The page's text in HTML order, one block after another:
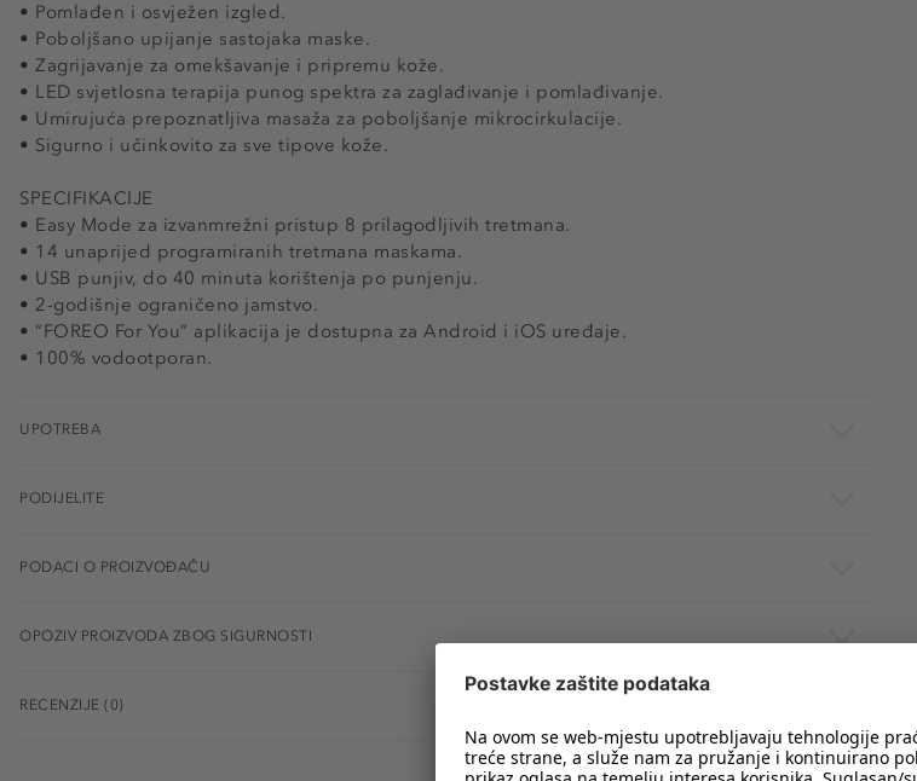
• Pomlađen i osvježen izgled.
• Poboljšano upijanje sastojaka maske.
• Zagrijavanje za omekšavanje i pripremu kože.
• LED svjetlosna terapija punog spektra za zaglađivanje i pomlađivanje.
• Umirujuća prepoznatljiva masaža za poboljšanje mikrocirkulacije.
• Sigurno i učinkovito za sve tipove kože.
SPECIFIKACIJE
• Easy Mode za izvanmrežni pristup 8 prilagodljivih tretmana.
• 14 unaprijed programiranih tretmana maskama.
• USB punjiv, do 40 minuta korištenja po punjenju.
• 2-godišnje ograničeno jamstvo.
• “FOREO For You” aplikacija je dostupna za Android i iOS uređaje.
• 100% vodootporan.
UPOTREBA
PODIJELITE
PODACI O PROIZVOĐAČU
OPOZIV PROIZVODA ZBOG SIGURNOSTI
RECENZIJE (0)